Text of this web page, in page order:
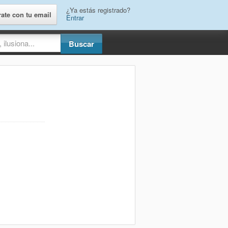
con tu email ¿Ya estás registrado?
Entrar